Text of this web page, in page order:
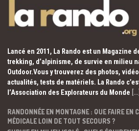
Lancé en 2011, La Rando est un Magazine
trekking, d’alpinisme, de survie en milieu
Outdoor.Vous y trouverez des photos,
actualités, tests de matériels. La Rando
l’Association des Explorateurs du Monde […]
RANDONNÉE EN MONTAGNE : QUE FAIRE EN
MÉDICALE LOIN DE TOUT SECOURS ?